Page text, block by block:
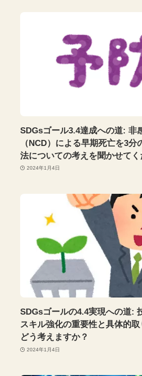
SDGsゴール3.4達成への道: 非
（NCD）による早期死亡を3分
法についての考えを聞かせてく
2024年1月4日
SDGsゴールの4.4実現への道:
スキル強化の重要性と具体的
どう考えますか？
2024年1月4日